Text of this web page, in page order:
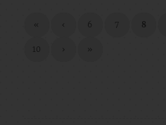
« ‹ 6 7 8
10 › »